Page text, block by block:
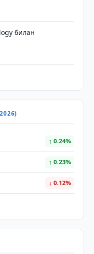
билан
↑ 0.24%
↑ 0.23%
↓ 0.12%